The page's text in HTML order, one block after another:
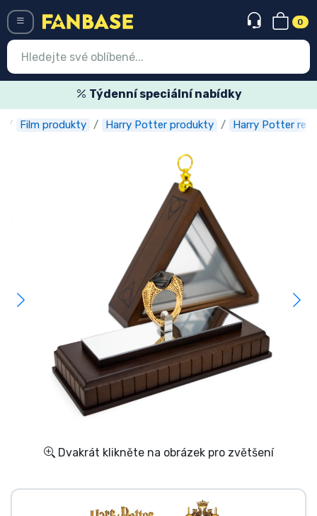
0
Týdenní speciální nabídky
Film produkty Harry Potter produkty Harry Potter
Dvakrát klikněte na obrázek pro zvětšení
Vstup Registrace
Outlet produkty
Doprava a platba
Seriálové věci
Filmové věci
Úžasné věci
Anime věci